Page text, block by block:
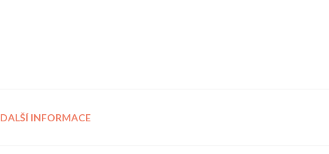
DALŠÍ INFORMACE